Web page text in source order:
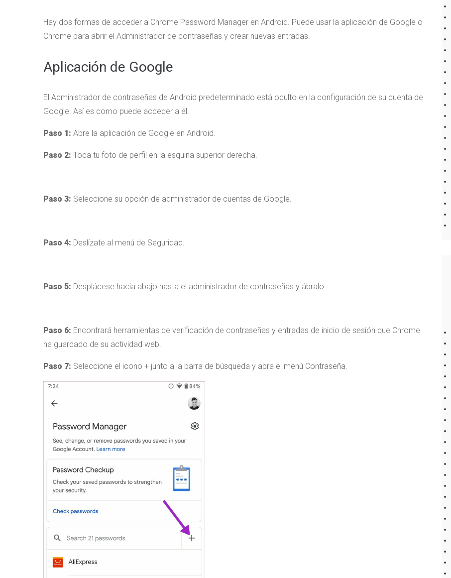
Hay dos formas de acceder a Chrome Password Manager en Android. Puede usar la aplicación de Google o
Chrome para abrir el Administrador de contraseñas y crear nuevas entradas.
Aplicación de Google
El Administrador de contraseñas de Android predeterminado está oculto en la configuración de su cuenta de
Google. Así es como puede acceder a él.
Paso 1: Abre la aplicación de Google en Android.
Paso 2: Toca tu foto de perfil en la esquina superior derecha.
Paso 3: Seleccione su opción de administrador de cuentas de Google.
Paso 4: Deslízate al menú de Seguridad.
Paso 5: Desplácese hacia abajo hasta el administrador de contraseñas y ábralo.
Paso 6: Encontrará herramientas de verificación de contraseñas y entradas de inicio de sesión que Chrome
ha guardado de su actividad web.
Paso 7: Seleccione el icono + junto a la barra de búsqueda y abra el menú Contraseña.